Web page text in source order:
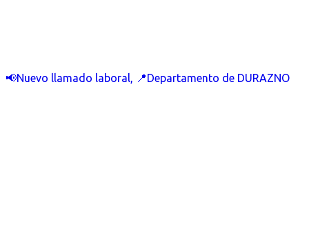
📢Nuevo llamado laboral, 📍Departamento de DURAZNO